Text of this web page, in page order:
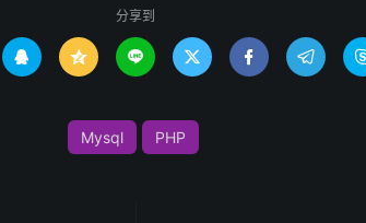
分享到
     
Mysql PHP